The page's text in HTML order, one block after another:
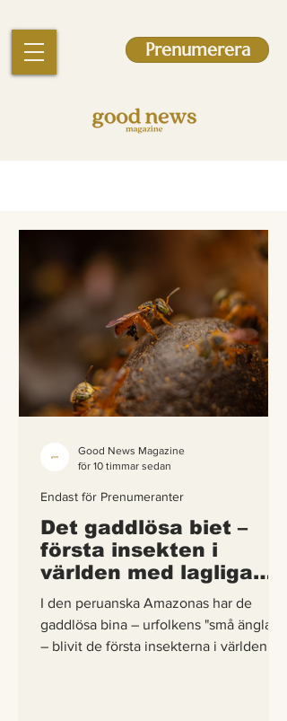
Prenumerera
Det gaddlösa biet –
första insekten i
världen med lagliga
rättigheter
I den peruanska Amazonas har de
gaddlösa bina – urfolkens "små änglar"
– blivit de första insekterna i världen att
Endast för Prenumeranter
Good News Magazine
för 10 timmar sedan